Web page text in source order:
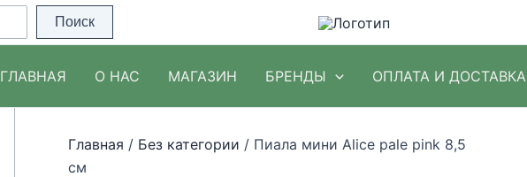
Поиск
ГЛАВНАЯ О НАС МАГАЗИН БРЕНДЫ ОПЛАТА И ДОСТАВКА
Главная / Без категории / Пиала мини Alice pale pink 8,5
см